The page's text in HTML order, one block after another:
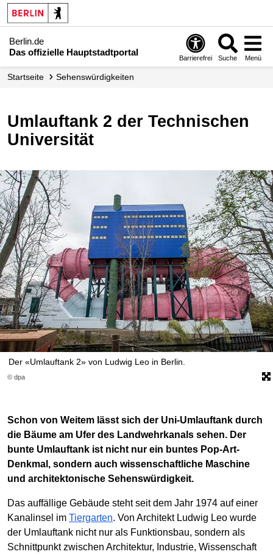
Berlin.de
Das offizielle Hauptstadtportal
Barrierefrei Suche Menü
Startseite Sehenswürdigkeiten
Umlauftank 2 der Technischen
Universität
© dpa
Der «Umlauftank 2» von Ludwig Leo in Berlin.
Schon von Weitem lässt sich der Uni-Umlauftank durch
die Bäume am Ufer des Landwehrkanals sehen. Der
bunte Umlauftank ist nicht nur ein buntes Pop-Art-
Denkmal, sondern auch wissenschaftliche Maschine
und architektonische Sehenswürdigkeit.
Das auffällige Gebäude steht seit dem Jahr 1974 auf einer
Kanalinsel im Tiergarten. Von Architekt Ludwig Leo wurde
der Umlauftank nicht nur als Funktionsbau, sondern als
Schnittpunkt zwischen Architektur, Industrie, Wissenschaft